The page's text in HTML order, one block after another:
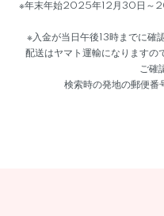
※年末年始2025年12月30日～
※入金が当日午後13時までに確
配送はヤマト運輸になりますの
ご確
検索時の発地の郵便番